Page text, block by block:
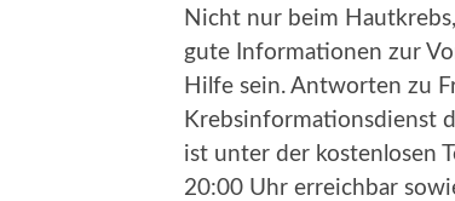
Nicht nur beim
gute Informationen zur
Hilfe sein. Antworten zu
Krebsinformationsdienst
ist unter der kostenlosen
20:00 Uhr erreichbar